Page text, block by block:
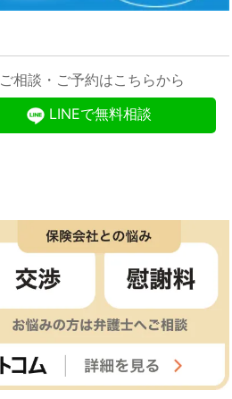
ご相談・ご予約はこちらから
LINEで無料相談